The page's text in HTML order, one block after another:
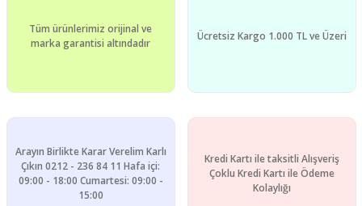
Tüm ürünlerimiz orijinal ve
marka garantisi altındadır
Ücretsiz Kargo 1.000 TL ve Üzeri
Arayın Birlikte Karar Verelim Karlı
Çıkın 0212 - 236 84 11 Hafa içi:
09:00 - 18:00 Cumartesi: 09:00 -
15:00
Kredi Kartı ile taksitli Alışveriş
Çoklu Kredi Kartı ile Ödeme
Kolaylığı